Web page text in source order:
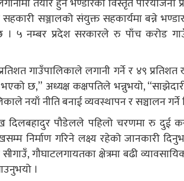
तयार हुने भण्डारको विस्तृत
सञ्जालको संयुक्त सहकार्यमा बन्ने
५ नम्बर प्रदेश सरकारले रु पाँच करोड
गाउँपालिकाले लगानी गर्ने र ४९
छ,” अध्यक्ष कक्षपतिले भन्नुभयो,
नयाँ नीति बनाई व्यवस्थापन र सञ्चालन
दिलबहादुर पौडेलले पहिलो चरणमा रु दुई
निर्माण गरिने लक्ष्य रहेको जानकारी
गौघाटलगायतका क्षेत्रमा बढी
।